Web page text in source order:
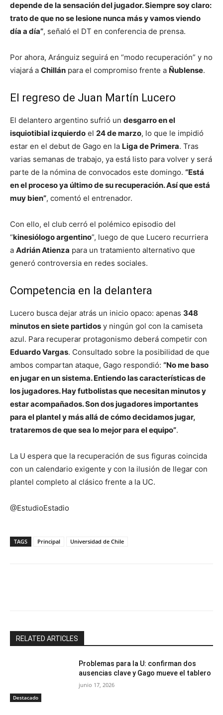
depende de la sensación del jugador. Siempre soy claro:
trato de que no se lesione nunca más y vamos viendo
día a día”, señaló el DT en conferencia de prensa.
Por ahora, Aránguiz seguirá en “modo recuperación” y no
viajará a Chillán para el compromiso frente a Ñublense.
El regreso de Juan Martín Lucero
El delantero argentino sufrió un desgarro en el
isquiotibial izquierdo el 24 de marzo, lo que le impidió
estar en el debut de Gago en la Liga de Primera. Tras
varias semanas de trabajo, ya está listo para volver y será
parte de la nómina de convocados este domingo. “Está
en el proceso ya último de su recuperación. Así que está
muy bien”, comentó el entrenador.
Con ello, el club cerró el polémico episodio del
“kinesiólogo argentino”, luego de que Lucero recurriera
a Adrián Atienza para un tratamiento alternativo que
generó controversia en redes sociales.
Competencia en la delantera
Lucero busca dejar atrás un inicio opaco: apenas 348
minutos en siete partidos y ningún gol con la camiseta
azul. Para recuperar protagonismo deberá competir con
Eduardo Vargas. Consultado sobre la posibilidad de que
ambos compartan ataque, Gago respondió: “No me baso
en jugar en un sistema. Entiendo las características de
los jugadores. Hay futbolistas que necesitan minutos y
estar acompañados. Son dos jugadores importantes
para el plantel y más allá de cómo decidamos jugar,
trataremos de que sea lo mejor para el equipo”.
La U espera que la recuperación de sus figuras coincida
con un calendario exigente y con la ilusión de llegar con
plantel completo al clásico frente a la UC.
@EstudioEstadio
TAGS Principal Universidad de Chile
RELATED ARTICLES
Destacado
Problemas para la U: confirman dos
ausencias clave y Gago mueve el tablero
junio 17, 2026